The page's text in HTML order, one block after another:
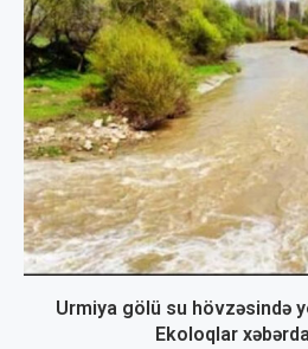
Urmiya gölü su hövzəsində
Ekoloqlar